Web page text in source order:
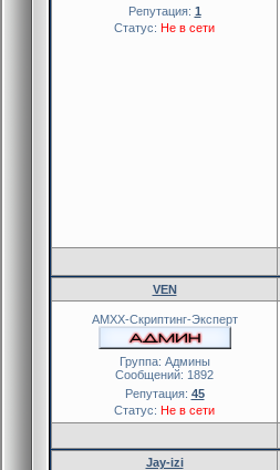
Репутация: 1
Статус: Не в сети
VEN
AMXX-Скриптинг-Эксперт
Группа: Админы
Сообщений: 1892
Репутация: 45
Статус: Не в сети
Jay-izi